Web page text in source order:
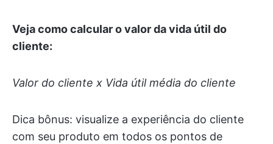
Veja como calcular o valor da vida útil do
cliente:
Valor do cliente x Vida útil média do cliente
Dica bônus: visualize a experiência do cliente
com seu produto em todos os pontos de